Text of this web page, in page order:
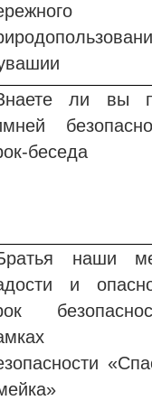
ли вы
беседа
наши
и